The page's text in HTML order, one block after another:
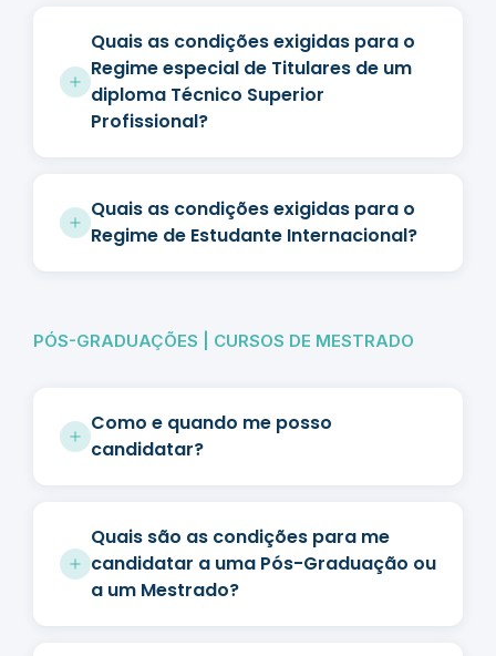
Quais as condições exigidas para o
Regime especial de Titulares de um
diploma Técnico Superior
Profissional?
Quais as condições exigidas para o
Regime de Estudante Internacional?
PÓS-GRADUAÇÕES | CURSOS DE MESTRADO
Como e quando me posso
candidatar?
Quais são as condições para me
candidatar a uma Pós-Graduação ou
a um Mestrado?